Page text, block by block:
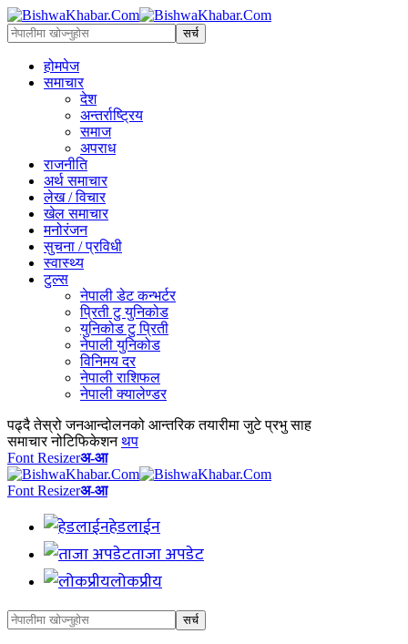
होमपेज
समाचार
देश
अन्तर्राष्ट्रिय
समाज
अपराध
राजनीति
अर्थ समाचार
लेख / विचार
खेल समाचार
मनोरंजन
सुचना / प्रविधी
स्वास्थ्य
टुल्स
नेपाली डेट कन्भर्टर
प्रिती टु युनिकोड
युनिकोड टु प्रिती
नेपाली युनिकोड
विनिमय दर
नेपाली राशिफल
नेपाली क्यालेण्डर
पढ्दै तेस्रो जनआन्दोलनको आन्तरिक तयारीमा जुटे प्रभु साह
समाचार नोटिफिकेशन थप
Font Resizerअ-आ
Font Resizerअ-आ
हेडलाईन
ताजा अपडेट
लोकप्रीय